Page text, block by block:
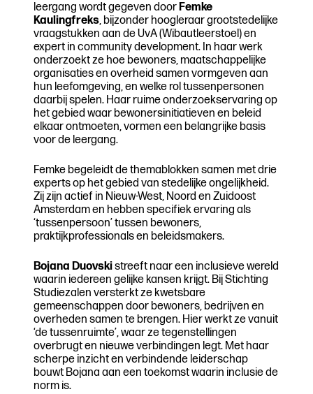
leergang wordt gegeven doorFemke
Kaulingfreks, bijzonder hoogleraar grootstedelijke
vraagstukken aan de UvA (Wibautleerstoel) en
expert in community development. In haar werk
onderzoekt ze hoe bewoners, maatschappelijke
organisaties en overheid samen vormgeven aan
hun leefomgeving, en welke rol tussenpersonen
daarbij spelen. Haar ruime onderzoekservaring op
het gebied waar bewonersinitiatieven en beleid
elkaar ontmoeten, vormen een belangrijke basis
voor de leergang.
Femke begeleidt de themablokken samen met drie
experts op het gebied van stedelijke ongelijkheid.
Zij zijn actief in Nieuw-West, Noord en Zuidoost
Amsterdam en hebben specifiek ervaring als
‘tussenpersoon’ tussen bewoners,
praktijkprofessionals en beleidsmakers.
Bojana Duovskistreeft naar een inclusieve wereld
waarin iedereen gelijke kansen krijgt. Bij Stichting
Studiezalen versterkt ze kwetsbare
gemeenschappen door bewoners, bedrijven en
overheden samen te brengen. Hier werkt ze vanuit
‘de tussenruimte’, waar ze tegenstellingen
overbrugt en nieuwe verbindingen legt. Met haar
scherpe inzicht en verbindende leiderschap
bouwt Bojana aan een toekomst waarin inclusie de
norm is.